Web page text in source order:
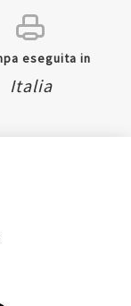
eseguita in
Italia